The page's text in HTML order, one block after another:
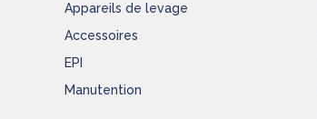
Appareils de levage
Accessoires
EPI
Manutention